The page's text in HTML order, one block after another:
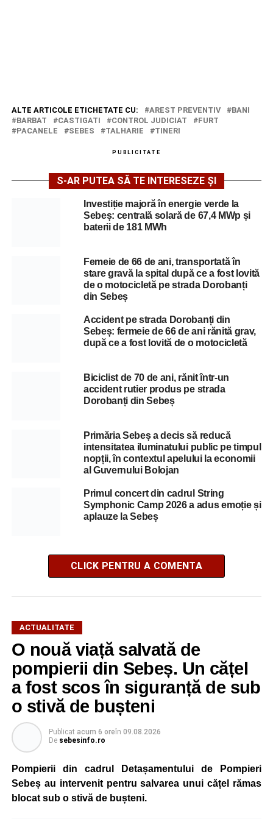
ALTE ARTICOLE ETICHETATE CU: AREST PREVENTIV
BANI
BARBAT
CASTIGATI CONTROL JUDICIAT
FURT
PACANELE
SEBES TALHARIE TINERI
PUBLICITATE
S-AR PUTEA SĂ TE INTERESEZE ȘI
Investiție majoră în energie verde la
Sebeș: centrală solară de 67,4 MWp și
baterii de 181 MWh
Femeie de 66 de ani, transportată în
stare gravă la spital după ce a fost lovită
de o motocicletă pe strada Dorobanți
din Sebeș
Accident pe strada Dorobanți din
Sebeș: fermeie de 66 de ani rănită grav,
după ce a fost lovită de o motocicletă
Biciclist de 70 de ani, rănit într-un
accident rutier produs pe strada
Dorobanți din Sebeș
Primăria Sebeș a decis să reducă
intensitatea iluminatului public pe timpul
nopții, în contextul apelului la economii
al Guvernului Bolojan
Primul concert din cadrul String
Symphonic Camp 2026 a adus emoție și
aplauze la Sebeș
CLICK PENTRU A COMENTA
ACTUALITATE
O nouă viață salvată de
pompierii din Sebeș. Un cățel
a fost scos în siguranță de sub
o stivă de bușteni
Publicat acum 6 oreîn 09.08.2026
De sebesinfo.ro
Pompierii din cadrul Detașamentului de Pompieri
Sebeș au intervenit pentru salvarea unui cățel rămas
blocat sub o stivă de bușteni.